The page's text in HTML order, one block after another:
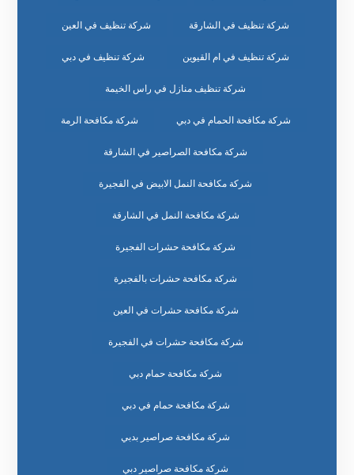
شركة تنظيف في الشارقة شركة تنظيف في العين
شركة تنظيف في ام القيوين شركة تنظيف في دبي
شركة تنظيف منازل في راس الخيمة
شركة مكافحة الحمام في دبي شركة مكافحة الرمة
شركة مكافحة الصراصير في الشارقة
شركة مكافحة النمل الابيض في الفجيرة
شركة مكافحة النمل في الشارقة
شركة مكافحة حشرات الفجيرة
شركة مكافحة حشرات بالفجيرة
شركة مكافحة حشرات في العين
شركة مكافحة حشرات في الفجيرة
شركة مكافحة حمام دبي
شركة مكافحة حمام في دبي
شركة مكافحة صراصير بدبي
شركة مكافحة صراصير دبي